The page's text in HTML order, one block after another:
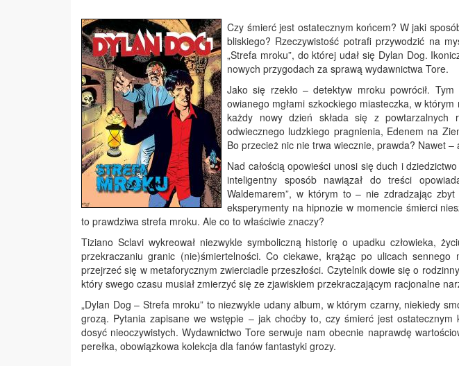
Czy śmierć jest ostatecznym końcem? W jaki
bliskiego? Rzeczywistość potrafi przywodzić na
„Strefa mroku”, do której udał się Dylan Dog.
nowych przygodach za sprawą wydawnictwa Tore.
Jako się rzekło – detektyw mroku powrócił.
owianego mgłami szkockiego miasteczka, w
każdy nowy dzień składa się z powtarzalnych
odwiecznego ludzkiego pragnienia, Edenem na
Bo przecież nic nie trwa wiecznie, prawda? Nawet –
Nad całością opowieści unosi się duch i
inteligentny sposób nawiązał do treści
Waldemarem”, w którym to – nie zdradzając
eksperymenty na hipnozie w momencie śmierci
to prawdziwa strefa mroku. Ale co to właściwie znaczy?
Tiziano Sclavi wykreował niezwykle symboliczną historię o upadku człowieka,
przekraczaniu granic (nie)śmiertelności. Co ciekawe, krążąc po ulicach sennego
przejrzeć się w metaforycznym zwierciadle przeszłości. Czytelnik dowie się o
który swego czasu musiał zmierzyć się ze zjawiskiem przekraczającym racjonalne
„Dylan Dog – Strefa mroku” to niezwykle udany album, w którym czarny, niekiedy
grozą. Pytania zapisane we wstępie – jak choćby to, czy śmierć jest ostatecznym
dosyć nieoczywistych. Wydawnictwo Tore serwuje nam obecnie naprawdę
perełka, obowiązkowa kolekcja dla fanów fantastyki grozy.